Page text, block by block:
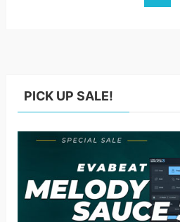
PICK UP SALE!